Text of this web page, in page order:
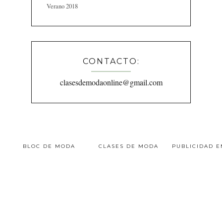
Verano 2018
CONTACTO:
clasesdemodaonline@gmail.com
BLOC DE MODA CLASES DE MODA PUBLICIDAD